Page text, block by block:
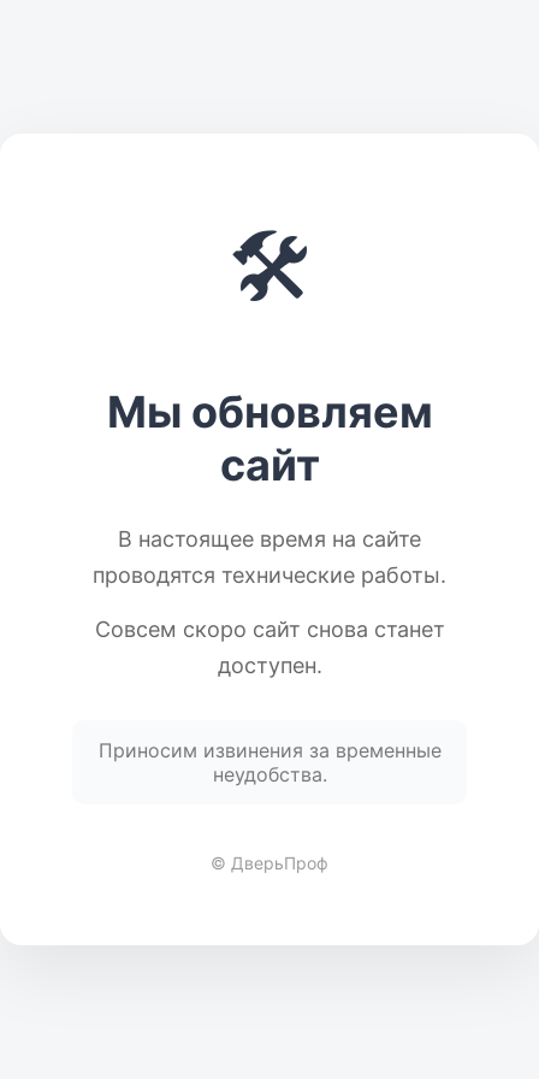
🛠️
Мы обновляем
сайт
В настоящее время на сайте
проводятся технические работы.
Совсем скоро сайт снова станет
доступен.
Приносим извинения за временные
неудобства.
© ДверьПроф